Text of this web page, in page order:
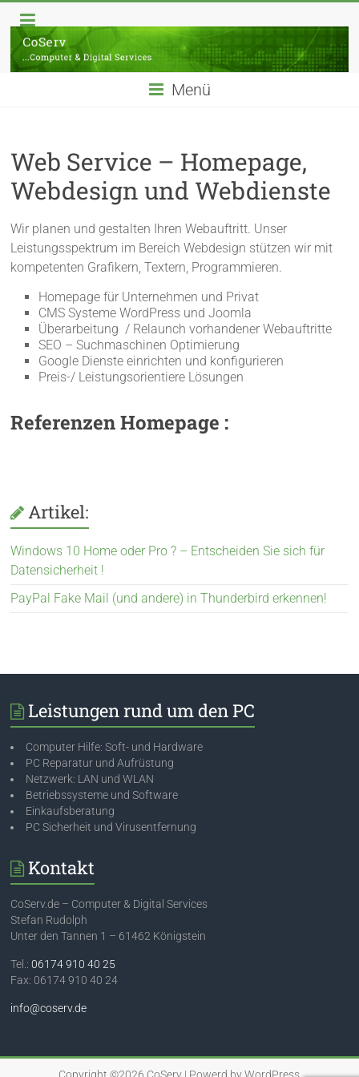
content
CoServ
Computer
|
|
Videoüberwachung
in
Königstein
im
Menü
Web Service – Homepage,
Webdesign und Webdienste
Wir planen und gestalten Ihren Webauftritt. Unser
Leistungsspektrum im Bereich Webdesign stützen wir mit
kompetenten Grafikern, Textern, Programmieren.
Homepage für Unternehmen und Privat
CMS Systeme WordPress und Joomla
Überarbeitung / Relaunch vorhandener Webauftritte
SEO – Suchmaschinen Optimierung
Google Dienste einrichten und konfigurieren
Preis-/ Leistungsorientiere Lösungen
Referenzen Homepage :
Artikel:
Windows 10 Home oder Pro ? – Entscheiden Sie sich für
Datensicherheit !
PayPal Fake Mail (und andere) in Thunderbird erkennen!
Leistungen rund um den PC
Computer Hilfe: Soft- und Hardware
PC Reparatur und Aufrüstung
Netzwerk: LAN und WLAN
Betriebssysteme und Software
Einkaufsberatung
PC Sicherheit und Virusentfernung
Kontakt
CoServ.de – Computer & Digital Services
Stefan Rudolph
Unter den Tannen 1 – 61462 Königstein
Tel.:06174 910 40 25
Fax: 06174 910 40 24
info@coserv.de